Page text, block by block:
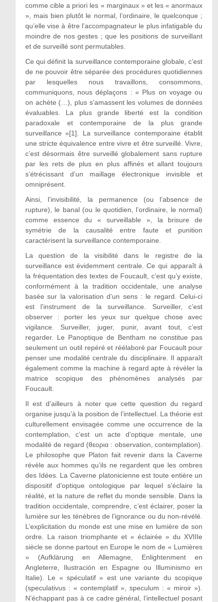
comme cible a priori les « marginaux » et les « anormaux
», mais bien plutôt le normal, l’ordinaire, le quelconque ;
qu’elle vise à être l’accompagnateur le plus infatigable du
moindre de nos gestes ; que les positions de surveillant
et de surveillé sont permutables.
Ce qui définit la surveillance contemporaine globale, c’est
de ne pouvoir être séparée des procédures quotidiennes
par lesquelles nous travaillons, consommons,
communiquons, nous déplaçons : « Plus on voyage ou
on achète (…), plus s’amassent les volumes de données
évaluables. La plus grande liberté est la condition
paradoxale et contemporaine de la plus grande
surveillance »[1]. La surveillance contemporaine établit
une stricte équivalence entre vivre et être surveillé. Vivre,
c’est désormais être surveillé globalement sans rupture
par les rets de plus en plus affinés et allant toujours
s’étrécissant d’un maillage électronique invisible et
omniprésent.
Ainsi, l’invisibilité, la permanence (ou l’absence de
rupture), le banal (ou le quotidien, l’ordinaire, le normal)
comme essence du « surveillable », la brisure de
symétrie de la causalité entre faute et punition
caractérisent la surveillance contemporaine.
La question de la visibilité dans le registre de la
surveillance est évidemment centrale. Ce qui apparaît à
la fréquentation des textes de Foucault, c’est qu’y existe,
conformément à la tradition occidentale, une analyse
basée sur la valorisation d’un sens : le regard. Celui-ci
est l’instrument de la surveillance. Surveiller, c’est
observer : porter les yeux sur quelque chose avec
vigilance. Surveiller, juger, punir, avant tout, c’est
regarder. Le Panoptique de Bentham ne constitue pas
seulement un outil repéré et réélaboré par Foucault pour
penser une modalité centrale du disciplinaire. Il apparaît
également comme la machine à regard apte à révéler la
matrice scopique des phénomènes analysés par
Foucault.
Il est d’ailleurs à noter que cette question du regard
organise jusqu’à la position de l’intellectuel. La théorie est
culturellement envisagée comme une occurrence de la
contemplation, c’est un acte d’optique mentale, une
modalité de regard (θεορια : observation, contemplation).
Le philosophe que Platon fait revenir dans la Caverne
révèle aux hommes qu’ils ne regardent que les ombres
des Idées. La Caverne platonicienne est toute entière un
dispositif d’optique ontologique par lequel s’éclaire la
réalité, et la nature de reflet du monde sensible. Dans la
tradition occidentale, comprendre, c’est éclairer, poser la
lumière sur les ténèbres de l’ignorance ou du non-révélé.
L’explicitation du monde est une mise en lumière de son
ordre. La raison triomphante et « éclairée » du XVIIIe
siècle se donne partout en Europe le nom de « Lumières
» (Aufklärung en Allemagne, Enlightenment en
Angleterre, Ilustración en Espagne ou Illuminismo en
Italie). Le « spéculatif » est une variante du scopique
(speculativus : « contemplatif », speculum : « miroir »).
N’échappant pas à ce cadre général, l’intellectuel posant